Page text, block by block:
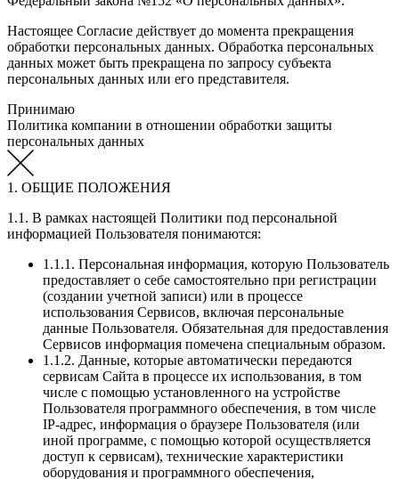
Настоящее Согласие действует до момента прекращения
обработки персональных данных. Обработка персональных
данных может быть прекращена по запросу субъекта
персональных данных или его представителя.
Принимаю
Политика компании в отношении обработки защиты
персональных данных
1. ОБЩИЕ ПОЛОЖЕНИЯ
1.1. В рамках настоящей Политики под персональной
информацией Пользователя понимаются:
1.1.1. Персональная информация, которую Пользователь
предоставляет о себе самостоятельно при регистрации
(создании учетной записи) или в процессе
использования Сервисов, включая персональные
данные Пользователя. Обязательная для предоставления
Сервисов информация помечена специальным образом.
1.1.2. Данные, которые автоматически передаются
сервисам Сайта в процессе их использования, в том
числе с помощью установленного на устройстве
Пользователя программного обеспечения, в том числе
IP-адрес, информация о браузере Пользователя (или
иной программе, с помощью которой осуществляется
доступ к сервисам), технические характеристики
оборудования и программного обеспечения,